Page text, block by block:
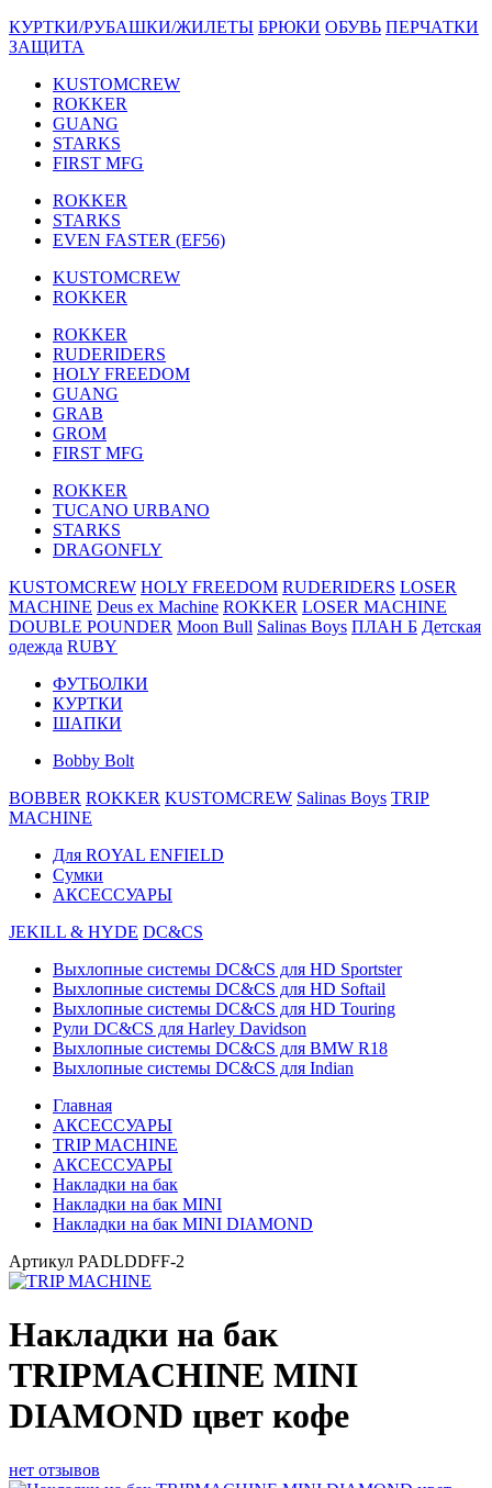
КУРТКИ/РУБАШКИ/ЖИЛЕТЫ БРЮКИ ОБУВЬ ПЕРЧАТКИ
ЗАЩИТА
KUSTOMCREW
ROKKER
GUANG
STARKS
FIRST MFG
ROKKER
STARKS
EVEN FASTER (EF56)
KUSTOMCREW
ROKKER
ROKKER
RUDERIDERS
HOLY FREEDOM
GUANG
GRAB
GROM
FIRST MFG
ROKKER
TUCANO URBANO
STARKS
DRAGONFLY
KUSTOMCREW HOLY FREEDOM RUDERIDERS LOSER
MACHINE Deus ex Machine ROKKER LOSER MACHINE
DOUBLE POUNDER Moon Bull Salinas Boys ПЛАН Б Детская
одежда RUBY
ФУТБОЛКИ
КУРТКИ
ШАПКИ
Bobby Bolt
BOBBER ROKKER KUSTOMCREW Salinas Boys TRIP
MACHINE
Для ROYAL ENFIELD
Сумки
АКСЕССУАРЫ
JEKILL & HYDE DC&CS
Выхлопные системы DC&CS для HD Sportster
Выхлопные системы DC&CS для HD Softail
Выхлопные системы DC&CS для HD Touring
Рули DC&CS для Harley Davidson
Выхлопные системы DC&CS для BMW R18
Выхлопные системы DC&CS для Indian
Главная
АКСЕССУАРЫ
TRIP MACHINE
АКСЕССУАРЫ
Накладки на бак
Накладки на бак MINI
Накладки на бак MINI DIAMOND
Артикул PADLDDFF-2
Накладки на бак
TRIPMACHINE MINI
DIAMOND цвет кофе
нет отзывов